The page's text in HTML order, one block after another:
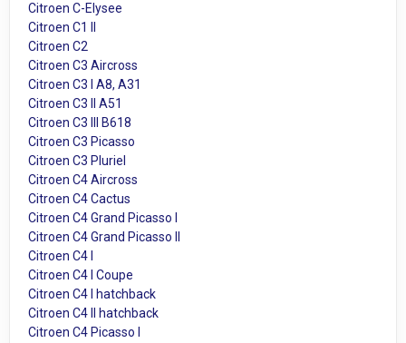
Citroen C-Elysee
Citroen C1 II
Citroen C2
Citroen C3 Aircross
Citroen C3 I A8, A31
Citroen C3 II A51
Citroen C3 III B618
Citroen C3 Picasso
Citroen C3 Pluriel
Citroen C4 Aircross
Citroen C4 Cactus
Citroen C4 Grand Picasso I
Citroen C4 Grand Picasso II
Citroen C4 I
Citroen C4 I Coupe
Citroen C4 I hatchback
Citroen C4 II hatchback
Citroen C4 Picasso I